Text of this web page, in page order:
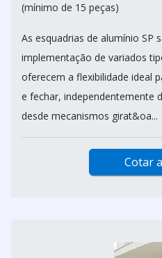
(mínimo de 15 peças)
As esquadrias de alumínio SP
implementação de variados
oferecem a flexibilidade ideal
e fechar, independentemente
desde mecanismos girat&oa...
Cotar